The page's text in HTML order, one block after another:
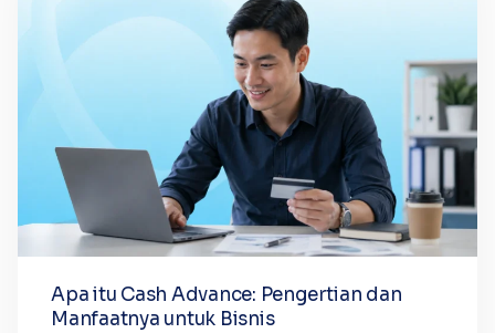
Apa itu Cash Advance: Pengertian dan
Manfaatnya untuk Bisnis